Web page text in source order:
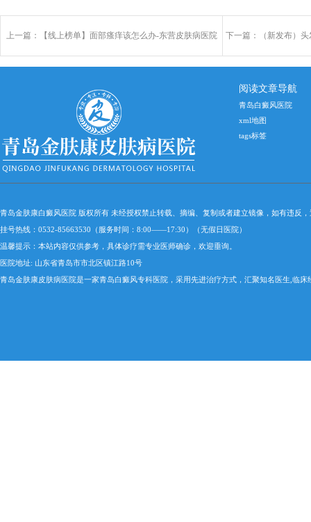
上一篇： 【线上榜单】面部瘙痒该怎么办-东营皮肤病医院 下一篇： （新发布）
阅读文章导航
青岛白癜风医院
xml地图
tags标签
青岛金肤康白癜风医院 版权所有 未经授权禁止转载、摘编、复制或者建立镜像，如有违反
挂号热线：0532-85663530（服务时间：8:00——17:30）（无假日医院）
温馨提示：本站内容仅供参考，具体诊疗需专业医师确诊，欢迎垂询。
医院地址: 山东省青岛市市北区镇江路10号
青岛金肤康皮肤病医院是一家青岛白癜风专科医院，采用先进治疗方式，汇聚知名医生,临床